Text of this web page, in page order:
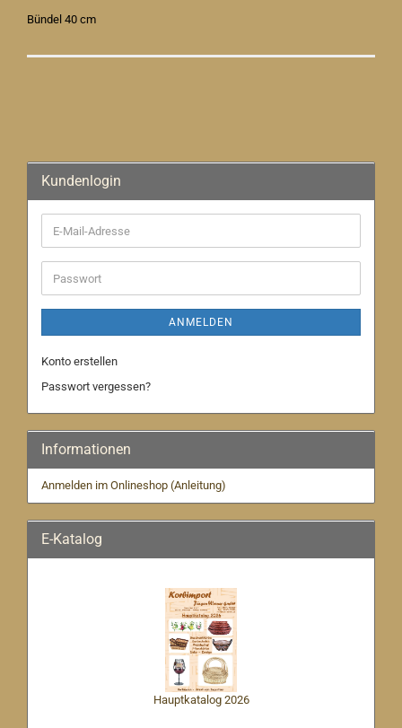
Bündel 40 cm
Kundenlogin
E-
Mail-
Adresse
Passwort
ANMELDEN
Konto erstellen
Passwort vergessen?
Informationen
Anmelden im Onlineshop (Anleitung)
E-Katalog
Hauptkatalog 2026